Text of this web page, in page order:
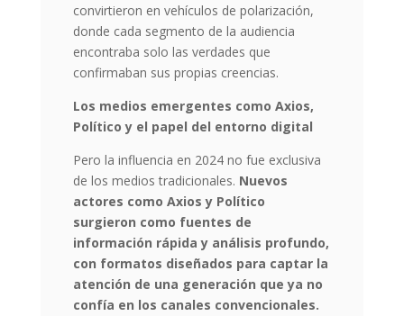
convirtieron en vehículos de polarización,
donde cada segmento de la audiencia
encontraba solo las verdades que
confirmaban sus propias creencias.
Los medios emergentes como Axios,
Político y el papel del entorno digital
Pero la influencia en 2024 no fue exclusiva
de los medios tradicionales. Nuevos
actores como Axios y Político
surgieron como fuentes de
información rápida y análisis profundo,
con formatos diseñados para captar la
atención de una generación que ya no
confía en los canales convencionales.